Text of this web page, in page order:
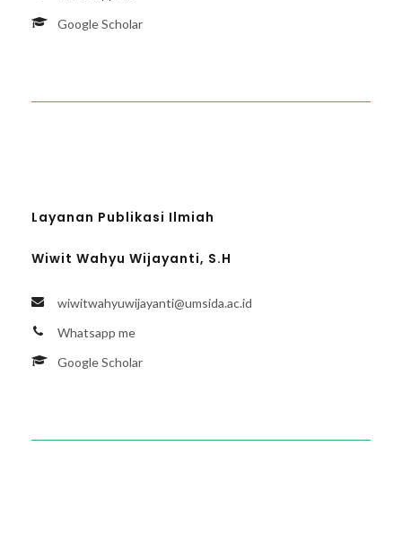
Google Scholar
Layanan Publikasi Ilmiah
Wiwit Wahyu Wijayanti, S.H
wiwitwahyuwijayanti@umsida.ac.id
Whatsapp me
Google Scholar